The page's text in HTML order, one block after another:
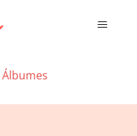
Álbumes